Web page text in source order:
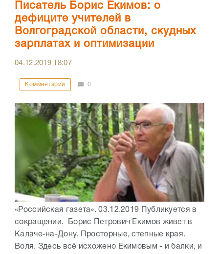
Писатель Борис Екимов: о
дефиците учителей в
Волгоградской области, скудных
зарплатах и оптимизации
04.12.2019 18:07
Комментарии 0
«Российская газета». 03.12.2019 Публикуется в
сокращении. Борис Петрович Екимов живет в
Калаче-на-Дону. Просторные, степные края.
Воля. Здесь всё исхожено Екимовым - и балки, и